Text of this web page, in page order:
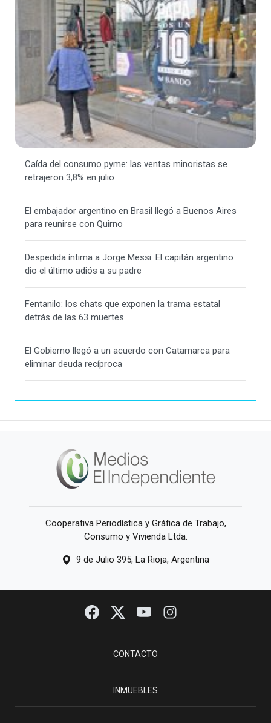
Caída del consumo pyme: las ventas minoristas se
retrajeron 3,8% en julio
El embajador argentino en Brasil llegó a Buenos Aires
para reunirse con Quirno
Despedida íntima a Jorge Messi: El capitán argentino
dio el último adiós a su padre
Fentanilo: los chats que exponen la trama estatal
detrás de las 63 muertes
El Gobierno llegó a un acuerdo con Catamarca para
eliminar deuda recíproca
Cooperativa Periodística y Gráfica de Trabajo,
Consumo y Vivienda Ltda.
9 de Julio 395, La Rioja, Argentina
CONTACTO
INMUEBLES